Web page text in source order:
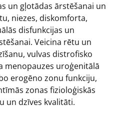
un gļotādas ārstēšanai un
niezes, diskomforta,
disfunkcijas un
Veicina rētu un
vulvas distrofisko
menopauzes uroģenitālā
erogēno zonu funkciju,
zonas fizioloģiskās
un dzīves kvalitāti.